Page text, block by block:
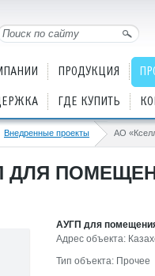
ПРОДУКЦИЯ
ГДЕ КУПИТЬ
Внедренные проекты
ДЛЯ
АУГП для
Адрес объекта:
Тип объекта: Прочее